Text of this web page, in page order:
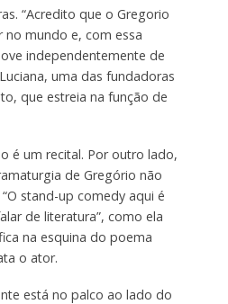
“Acredito que o Gregorio
mundo e, com essa
independentemente de
uma das fundadoras
que estreia na função de
é um recital. Por outro lado,
de Gregório não
stand-up comedy aqui é
de literatura”, como ela
na esquina do poema
o ator.
está no palco ao lado do